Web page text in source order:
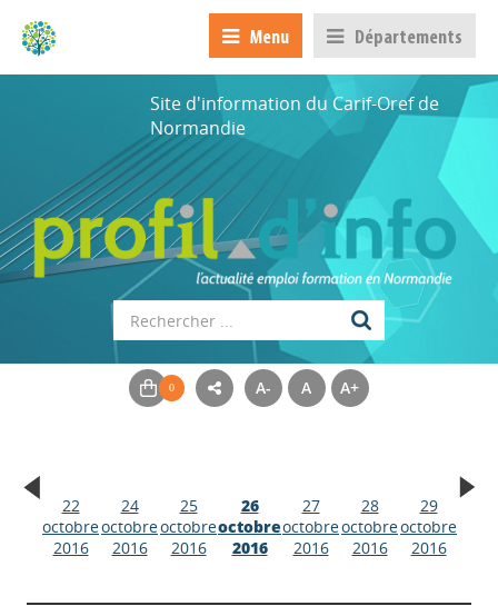
Menu Départements
Site d'information du Carif-Oref de
Normandie
A- A A+
22
octobre
2016
24
octobre
2016
25
octobre
2016
26
octobre
2016
27
octobre
2016
28
octobre
2016
29
octobre
2016